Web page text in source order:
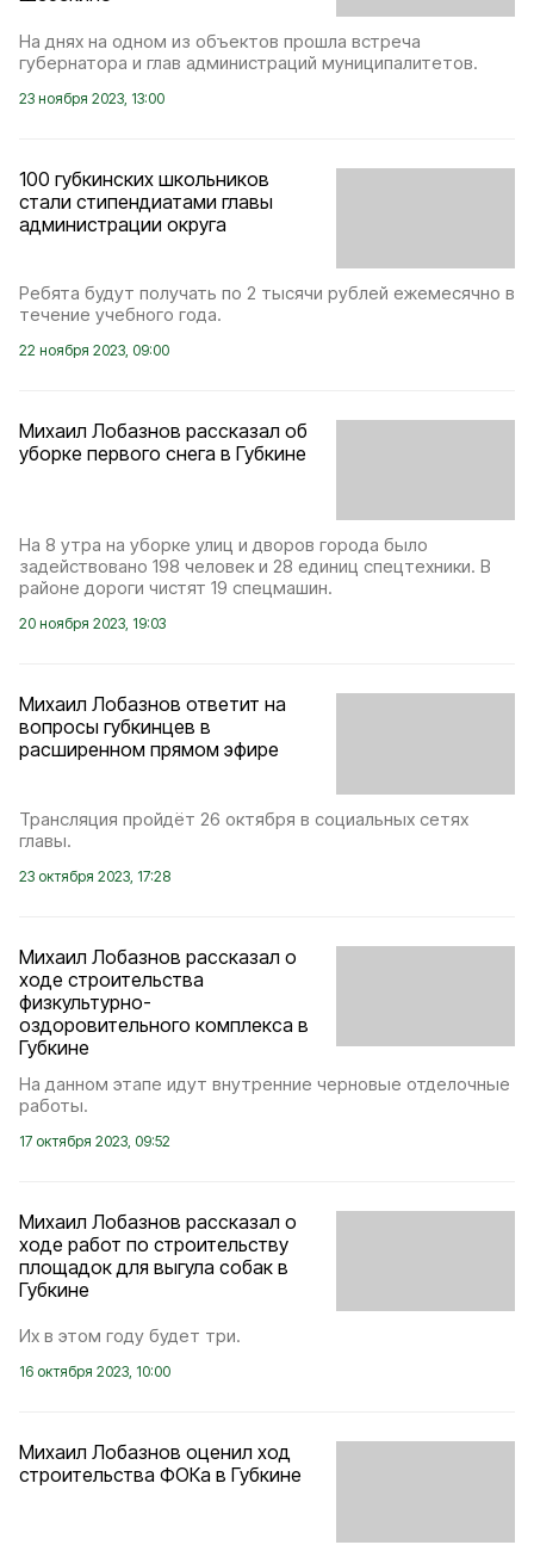
На днях на одном из объектов прошла встреча
губернатора и глав администраций муниципалитетов.
23 ноября 2023, 13:00
100 губкинских школьников
стали стипендиатами главы
администрации округа
Ребята будут получать по 2 тысячи рублей ежемесячно в
течение учебного года.
22 ноября 2023, 09:00
Михаил Лобазнов рассказал об
уборке первого снега в Губкине
На 8 утра на уборке улиц и дворов города было
задействовано 198 человек и 28 единиц спецтехники. В
районе дороги чистят 19 спецмашин.
20 ноября 2023, 19:03
Михаил Лобазнов ответит на
вопросы губкинцев в
расширенном прямом эфире
Трансляция пройдёт 26 октября в социальных сетях
главы.
23 октября 2023, 17:28
Михаил Лобазнов рассказал о
ходе строительства
физкультурно-
оздоровительного комплекса в
Губкине
На данном этапе идут внутренние черновые отделочные
работы.
17 октября 2023, 09:52
Михаил Лобазнов рассказал о
ходе работ по строительству
площадок для выгула собак в
Губкине
Их в этом году будет три.
16 октября 2023, 10:00
Михаил Лобазнов оценил ход
строительства ФОКа в Губкине